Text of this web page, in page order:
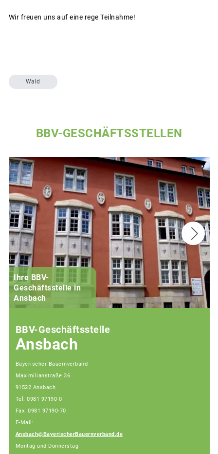
Wir freuen uns auf eine rege Teilnahme!
Wald
BBV-GESCHÄFTSSTELLEN
Ihre BBV-
Geschäftsstelle in
Ansbach
BBV-Geschäftsstelle
Ansbach
Bayerischer Bauernverband
Maximilianstraße 36
91522 Ansbach
Tel: 0981 97190-0
Fax: 0981 97190-70
E-Mail:
Ansbach@BayerischerBauernverband.de
Montag und Donnerstag